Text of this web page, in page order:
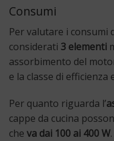
Consumi
Per valutare i consumi
considerati 3 elementi
assorbimento del
e la classe di efficienza
Per quanto riguarda l’
cappe da cucina
che va dai 100 ai 400 W